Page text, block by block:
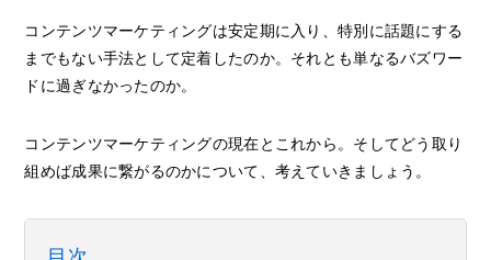
コンテンツマーケティングは安定期に入り、特別に話題にする
までもない手法として定着したのか。それとも単なるバズワー
ドに過ぎなかったのか。
コンテンツマーケティングの現在とこれから。そしてどう取り
組めば成果に繋がるのかについて、考えていきましょう。